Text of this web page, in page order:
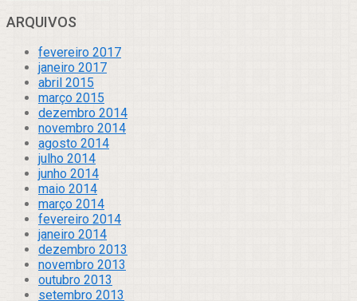
ARQUIVOS
fevereiro 2017
janeiro 2017
abril 2015
março 2015
dezembro 2014
novembro 2014
agosto 2014
julho 2014
junho 2014
maio 2014
março 2014
fevereiro 2014
janeiro 2014
dezembro 2013
novembro 2013
outubro 2013
setembro 2013